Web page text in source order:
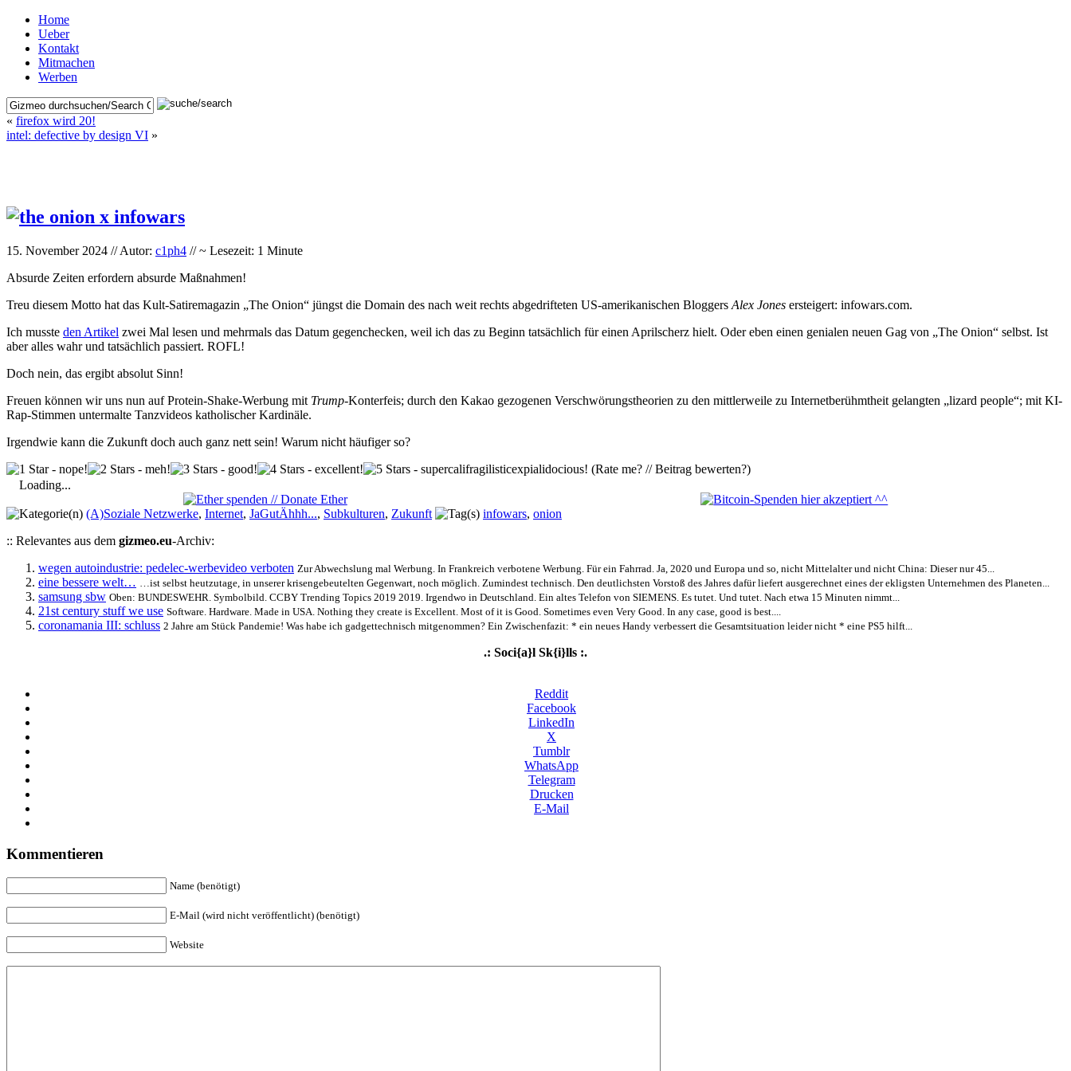
Home
Ueber
Kontakt
Mitmachen
Werben
« firefox wird 20!
intel: defective by design VI »
15. November 2024 // Autor: c1ph4 // ~ Lesezeit: 1 Minute
Absurde Zeiten erfordern absurde Maßnahmen!
Treu diesem Motto hat das Kult-Satiremagazin „The Onion“ jüngst die Domain des nach weit rechts abgedrifteten US-amerikanischen Bloggers Alex Jones ersteigert: infowars.com.
Ich musste den Artikel zwei Mal lesen und mehrmals das Datum gegenchecken, weil ich das zu Beginn tatsächlich für einen Aprilscherz hielt. Oder eben einen genialen neuen Gag von „The Onion“ selbst. Ist
aber alles wahr und tatsächlich passiert. ROFL!
Doch nein, das ergibt absolut Sinn!
Freuen können wir uns nun auf Protein-Shake-Werbung mit Trump-Konterfeis; durch den Kakao gezogenen Verschwörungstheorien zu den mittlerweile zu Internetberühmtheit gelangten „lizard people“; mit KI-
Rap-Stimmen untermalte Tanzvideos katholischer Kardinäle.
Irgendwie kann die Zukunft doch auch ganz nett sein! Warum nicht häufiger so?
(Rate me? // Beitrag bewerten?)
Loading...
(A)Soziale Netzwerke, Internet, JaGutÄhhh..., Subkulturen, Zukunft infowars, onion
:: Relevantes aus dem gizmeo.eu-Archiv:
wegen autoindustrie: pedelec-werbevideo verboten Zur Abwechslung mal Werbung. In Frankreich verbotene Werbung. Für ein Fahrrad. Ja, 2020 und Europa und so, nicht Mittelalter und nicht China: Dieser nur 45...
eine bessere welt… …ist selbst heutzutage, in unserer krisengebeutelten Gegenwart, noch möglich. Zumindest technisch. Den deutlichsten Vorstoß des Jahres dafür liefert ausgerechnet eines der ekligsten Unternehmen des Planeten...
samsung sbw Oben: BUNDESWEHR. Symbolbild. CCBY Trending Topics 2019 2019. Irgendwo in Deutschland. Ein altes Telefon von SIEMENS. Es tutet. Und tutet. Nach etwa 15 Minuten nimmt...
21st century stuff we use Software. Hardware. Made in USA. Nothing they create is Excellent. Most of it is Good. Sometimes even Very Good. In any case, good is best....
coronamania III: schluss 2 Jahre am Stück Pandemie! Was habe ich gadgettechnisch mitgenommen? Ein Zwischenfazit: * ein neues Handy verbessert die Gesamtsituation leider nicht * eine PS5 hilft...
.: Soci{a}l Sk{i}lls :.
Reddit
Facebook
LinkedIn
X
Tumblr
WhatsApp
Telegram
Drucken
E-Mail
Kommentieren
Name (benötigt)
E-Mail (wird nicht veröffentlicht) (benötigt)
Website